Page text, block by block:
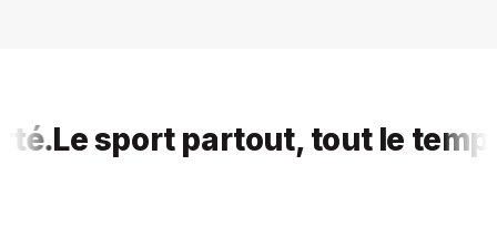
Le sport partout, tout le temps,